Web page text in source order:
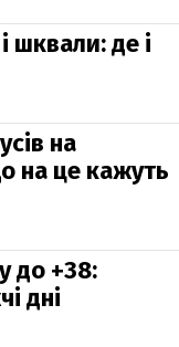
шквали: де і
на
на це кажуть
до +38:
дні